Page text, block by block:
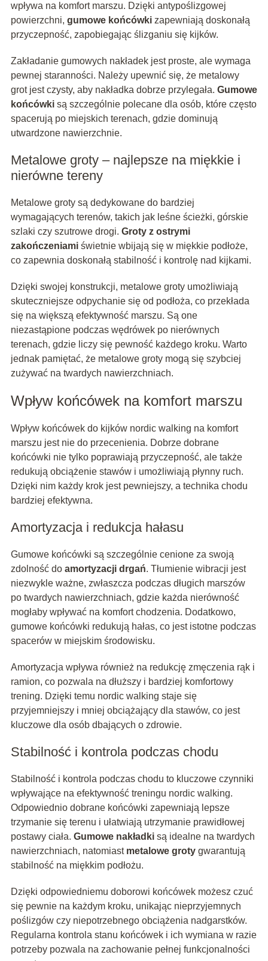
wpływa na komfort marszu. Dzięki antypoślizgowej
powierzchni, gumowe końcówkizapewniają doskonałą
przyczepność, zapobiegając ślizganiu się kijków.
Zakładanie gumowych nakładek jest proste, ale wymaga
pewnej staranności. Należy upewnić się, że metalowy
grot jest czysty, aby nakładka dobrze przylegała. Gumowe
końcówkisą szczególnie polecane dla osób, które często
spacerują po miejskich terenach, gdzie dominują
utwardzone nawierzchnie.
Metalowe groty – najlepsze na miękkie i
nierówne tereny
Metalowe groty są dedykowane do bardziej
wymagających terenów, takich jak leśne ścieżki, górskie
szlaki czy szutrowe drogi. Groty z ostrymi
zakończeniamiświetnie wbijają się w miękkie podłoże,
co zapewnia doskonałą stabilność i kontrolę nad kijkami.
Dzięki swojej konstrukcji, metalowe groty umożliwiają
skuteczniejsze odpychanie się od podłoża, co przekłada
się na większą efektywność marszu. Są one
niezastąpione podczas wędrówek po nierównych
terenach, gdzie liczy się pewność każdego kroku. Warto
jednak pamiętać, że metalowe groty mogą się szybciej
zużywać na twardych nawierzchniach.
Wpływ końcówek na komfort marszu
Wpływ końcówek do kijków nordic walking na komfort
marszu jest nie do przecenienia. Dobrze dobrane
końcówki nie tylko poprawiają przyczepność, ale także
redukują obciążenie stawów i umożliwiają płynny ruch.
Dzięki nim każdy krok jest pewniejszy, a technika chodu
bardziej efektywna.
Amortyzacja i redukcja hałasu
Gumowe końcówki są szczególnie cenione za swoją
zdolność do amortyzacji drgań. Tłumienie wibracji jest
niezwykle ważne, zwłaszcza podczas długich marszów
po twardych nawierzchniach, gdzie każda nierówność
mogłaby wpływać na komfort chodzenia. Dodatkowo,
gumowe końcówki redukują hałas, co jest istotne podczas
spacerów w miejskim środowisku.
Amortyzacja wpływa również na redukcję zmęczenia rąk i
ramion, co pozwala na dłuższy i bardziej komfortowy
trening. Dzięki temu nordic walking staje się
przyjemniejszy i mniej obciążający dla stawów, co jest
kluczowe dla osób dbających o zdrowie.
Stabilność i kontrola podczas chodu
Stabilność i kontrola podczas chodu to kluczowe czynniki
wpływające na efektywność treningu nordic walking.
Odpowiednio dobrane końcówki zapewniają lepsze
trzymanie się terenu i ułatwiają utrzymanie prawidłowej
postawy ciała. Gumowe nakładkisą idealne na twardych
nawierzchniach, natomiast metalowe grotygwarantują
stabilność na miękkim podłożu.
Dzięki odpowiedniemu doborowi końcówek możesz czuć
się pewnie na każdym kroku, unikając nieprzyjemnych
poślizgów czy niepotrzebnego obciążenia nadgarstków.
Regularna kontrola stanu końcówek i ich wymiana w razie
potrzeby pozwala na zachowanie pełnej funkcjonalności